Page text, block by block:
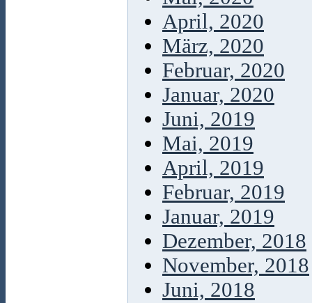
April, 2020
März, 2020
Februar, 2020
Januar, 2020
Juni, 2019
Mai, 2019
April, 2019
Februar, 2019
Januar, 2019
Dezember, 2018
November, 2018
Juni, 2018